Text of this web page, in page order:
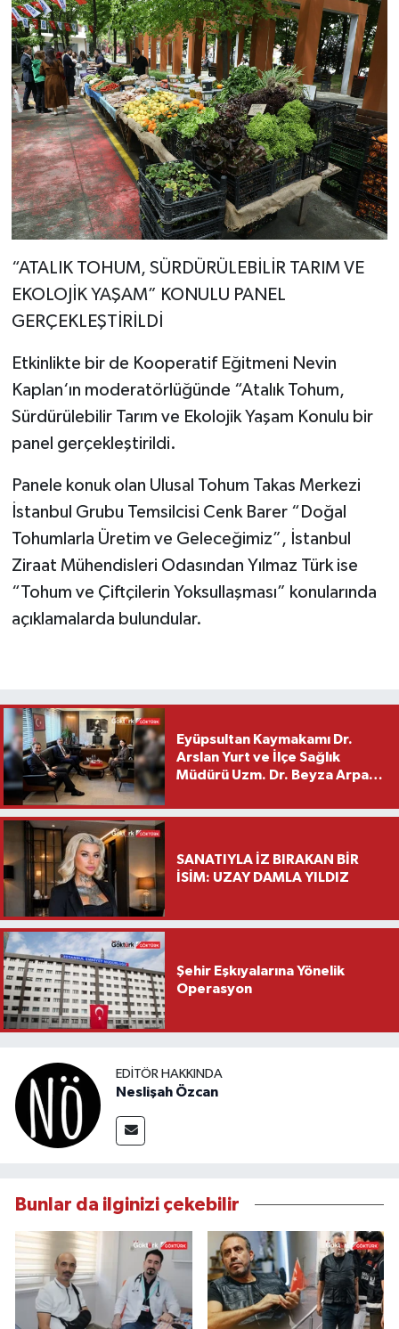
“ATALIK TOHUM, SÜRDÜRÜLEBİLİR TARIM VE
EKOLOJİK YAŞAM” KONULU PANEL
GERÇEKLEŞTİRİLDİ
Etkinlikte bir de Kooperatif Eğitmeni Nevin
Kaplan‘ın moderatörlüğünde “Atalık Tohum,
Sürdürülebilir Tarım ve Ekolojik Yaşam Konulu bir
panel gerçekleştirildi.
Panele konuk olan Ulusal Tohum Takas Merkezi
İstanbul Grubu Temsilcisi Cenk Barer “Doğal
Tohumlarla Üretim ve Geleceğimiz”, İstanbul
Ziraat Mühendisleri Odasından Yılmaz Türk ise
“Tohum ve Çiftçilerin Yoksullaşması” konularında
açıklamalarda bulundular.
Eyüpsultan Kaymakamı Dr.
Arslan Yurt ve İlçe Sağlık
Müdürü Uzm. Dr. Beyza Arpacı
Ziyareti
SANATIYLA İZ BIRAKAN BİR
İSİM: UZAY DAMLA YILDIZ
Şehir Eşkıyalarına Yönelik
Operasyon
EDITÖR HAKKINDA
Neslişah Özcan
Bunlar da ilginizi çekebilir